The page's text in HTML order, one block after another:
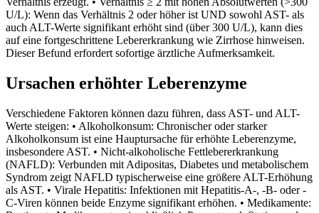
U/L): Wenn das Verhältnis 2 oder höher ist UND sowohl AST- als
auch ALT-Werte signifikant erhöht sind (über 300 U/L), kann dies
auf eine fortgeschrittene Lebererkrankung wie Zirrhose hinweisen.
Dieser Befund erfordert sofortige ärztliche Aufmerksamkeit.
Ursachen erhöhter Leberenzyme
Verschiedene Faktoren können dazu führen, dass AST- und ALT-
Werte steigen: • Alkoholkonsum: Chronischer oder starker
Alkoholkonsum ist eine Hauptursache für erhöhte Leberenzyme,
insbesondere AST. • Nicht-alkoholische Fettlebererkrankung
(NAFLD): Verbunden mit Adipositas, Diabetes und metabolischem
Syndrom zeigt NAFLD typischerweise eine größere ALT-Erhöhung
als AST. • Virale Hepatitis: Infektionen mit Hepatitis-A-, -B- oder -
C-Viren können beide Enzyme signifikant erhöhen. • Medikamente: